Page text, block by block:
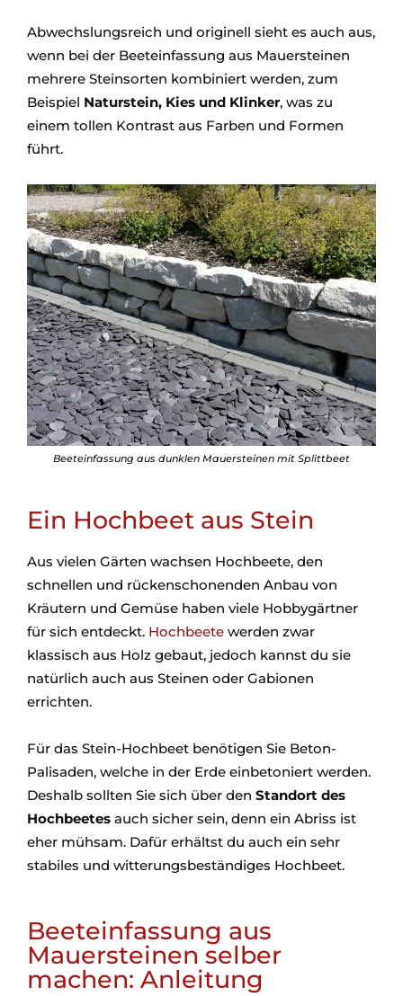
Abwechslungsreich und originell sieht es auch aus,
wenn bei der Beeteinfassung aus Mauersteinen
mehrere Steinsorten kombiniert werden, zum
Beispiel Naturstein, Kies und Klinker, was zu
einem tollen Kontrast aus Farben und Formen
führt.
Beeteinfassung aus dunklen Mauersteinen mit Splittbeet
Ein Hochbeet aus Stein
Aus vielen Gärten wachsen Hochbeete, den
schnellen und rückenschonenden Anbau von
Kräutern und Gemüse haben viele Hobbygärtner
für sich entdeckt. Hochbeete werden zwar
klassisch aus Holz gebaut, jedoch kannst du sie
natürlich auch aus Steinen oder Gabionen
errichten.
Für das Stein-Hochbeet benötigen Sie Beton-
Palisaden, welche in der Erde einbetoniert werden.
Deshalb sollten Sie sich über den Standort des
Hochbeetes auch sicher sein, denn ein Abriss ist
eher mühsam. Dafür erhältst du auch ein sehr
stabiles und witterungsbeständiges Hochbeet.
Beeteinfassung aus
Mauersteinen selber
machen: Anleitung